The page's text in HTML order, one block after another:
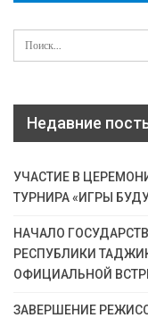
Недавние
УЧАСТИЕ В
ТУРНИРА «ИГРЫ
НАЧАЛО
РЕСПУБЛИКИ
ОФИЦИАЛЬНОЙ
ЗАВЕРШЕНИЕ